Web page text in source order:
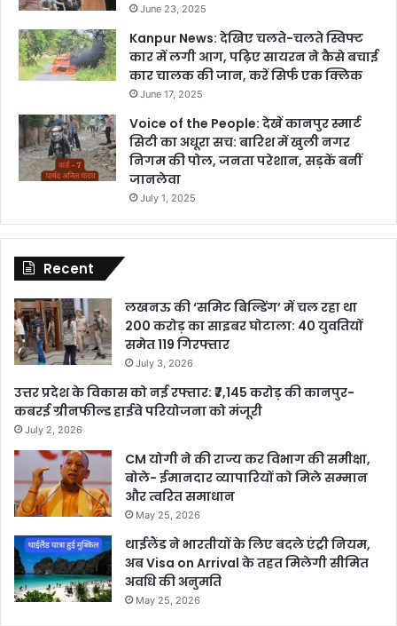
June 23, 2025
Kanpur News: देखिए चलते-चलते स्विफ्ट
कार में लगी आग, पढ़िए सायरन ने कैसे बचाई
कार चालक की जान, करें सिर्फ एक क्लिक
June 17, 2025
Voice of the People: देखें कानपुर स्मार्ट
सिटी का अधूरा सच: बारिश में खुली नगर
निगम की पोल, जनता परेशान, सड़कें बनीं
जानलेवा
July 1, 2025
Recent
लखनऊ की ‘समिट बिल्डिंग’ में चल रहा था
200 करोड़ का साइबर घोटाला: 40 युवतियों
समेत 119 गिरफ्तार
July 3, 2026
उत्तर प्रदेश के विकास को नई रफ्तार: ₹7,145 करोड़ की कानपुर-
कबरई ग्रीनफील्ड हाईवे परियोजना को मंजूरी
July 2, 2026
CM योगी ने की राज्य कर विभाग की समीक्षा,
बोले- ईमानदार व्यापारियों को मिले सम्मान
और त्वरित समाधान
May 25, 2026
थाईलैंड ने भारतीयों के लिए बदले एंट्री नियम,
अब Visa on Arrival के तहत मिलेगी सीमित
अवधि की अनुमति
May 25, 2026